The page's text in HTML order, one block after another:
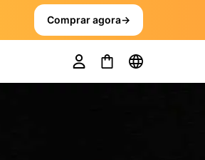
Comprar agora→